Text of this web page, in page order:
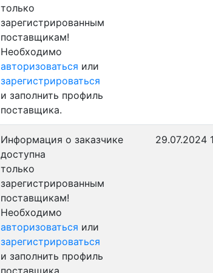
только
зарегистрированным
поставщикам!
Необходимо
авторизоваться или
зарегистрироваться
и заполнить профиль
поставщика.
Информация о заказчике
доступна
только
зарегистрированным
поставщикам!
Необходимо
авторизоваться или
зарегистрироваться
и заполнить профиль
поставщика.
29.07.2024